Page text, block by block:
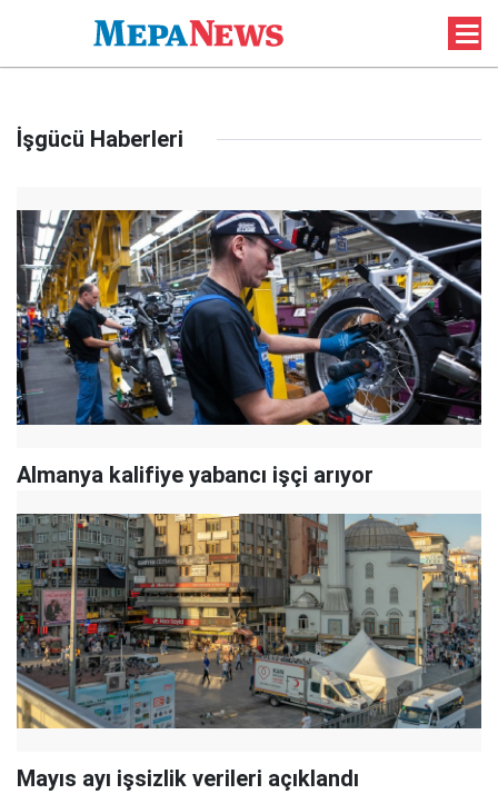
İşgücü Haberleri
Almanya kalifiye yabancı işçi arıyor
Mayıs ayı işsizlik verileri açıklandı